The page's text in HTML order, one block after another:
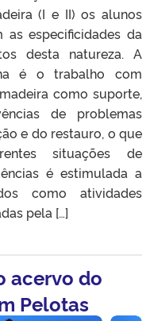
(I e II) os alunos
especificidades da
desta natureza. A
é o trabalho com
como suporte,
de problemas
e do restauro, o que
situações de
é estimulada a
como atividades
pela […]
acervo do
Pelotas